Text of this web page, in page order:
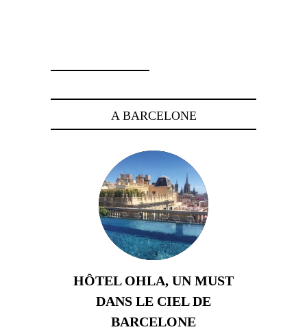
A BARCELONE
HÔTEL OHLA, UN MUST
DANS LE CIEL DE
BARCELONE